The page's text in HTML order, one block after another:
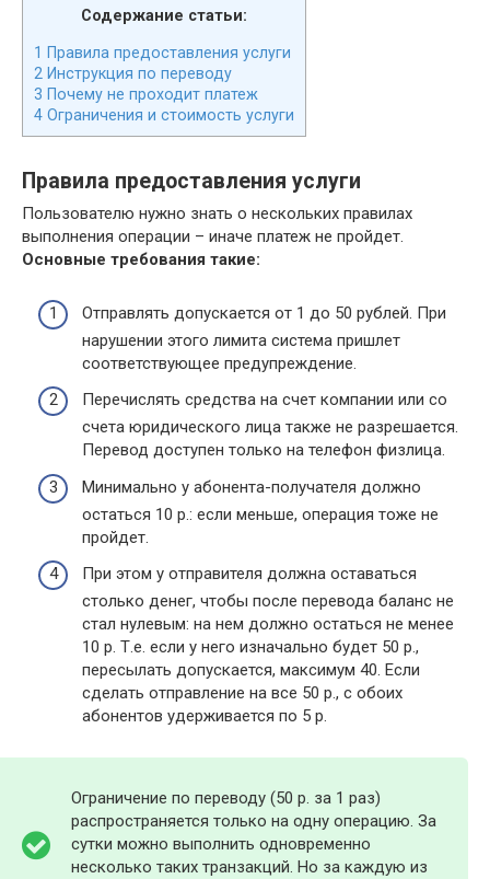
Содержание статьи:
1 Правила предоставления услуги
2 Инструкция по переводу
3 Почему не проходит платеж
4 Ограничения и стоимость услуги
Правила предоставления услуги
Пользователю нужно знать о нескольких правилах
выполнения операции – иначе платеж не пройдет.
Основные требования такие:
Отправлять допускается от 1 до 50 рублей. При
нарушении этого лимита система пришлет
соответствующее предупреждение.
Перечислять средства на счет компании или со
счета юридического лица также не разрешается.
Перевод доступен только на телефон физлица.
Минимально у абонента-получателя должно
остаться 10 р.: если меньше, операция тоже не
пройдет.
При этом у отправителя должна оставаться
столько денег, чтобы после перевода баланс не
стал нулевым: на нем должно остаться не менее
10 р. Т.е. если у него изначально будет 50 р.,
пересылать допускается, максимум 40. Если
сделать отправление на все 50 р., с обоих
абонентов удерживается по 5 р.
Ограничение по переводу (50 р. за 1 раз)
распространяется только на одну операцию. За
сутки можно выполнить одновременно
несколько таких транзакций. Но за каждую из